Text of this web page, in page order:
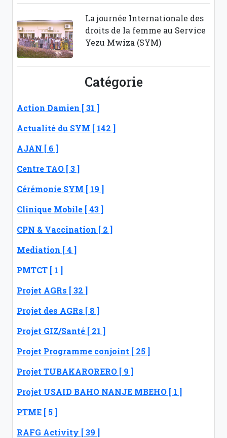
La journée Internationale des
droits de la femme au Service
Yezu Mwiza (SYM)
Catégorie
Action Damien [ 31 ]
Actualité du SYM [ 142 ]
AJAN [ 6 ]
Centre TAO [ 3 ]
Cérémonie SYM [ 19 ]
Clinique Mobile [ 43 ]
CPN & Vaccination [ 2 ]
Mediation [ 4 ]
PMTCT [ 1 ]
Projet AGRs [ 32 ]
Projet des AGRs [ 8 ]
Projet GIZ/Santé [ 21 ]
Projet Programme conjoint [ 25 ]
Projet TUBAKARORERO [ 9 ]
Projet USAID BAHO NANJE MBEHO [ 1 ]
PTME [ 5 ]
RAFG Activity [ 39 ]